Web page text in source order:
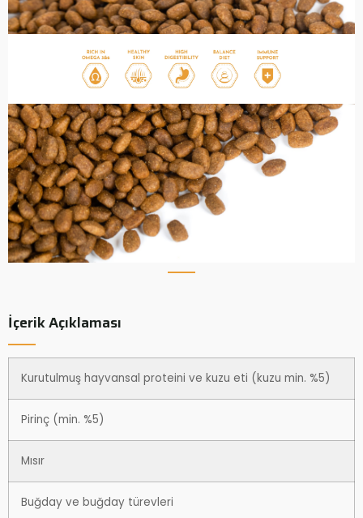
İçerik Açıklaması
Kurutulmuş hayvansal proteini ve kuzu eti (kuzu min. %5)
Pirinç (min. %5)
Mısır
Buğday ve buğday türevleri